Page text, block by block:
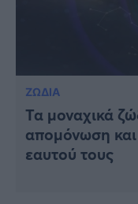
ΖΩΔΙΑ
Τα μοναχικά
απομόνωση
εαυτού τους